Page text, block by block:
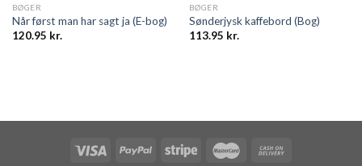
BØGER
Når først man har sagt ja (E-bog)
120.95 kr.
BØGER
Sønderjysk kaffebord (Bog)
113.95 kr.